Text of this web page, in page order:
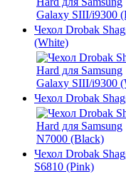
Чехол Drobak
(White)
Чехол Drobak
Чехол Drobak
S6810 (Pink)